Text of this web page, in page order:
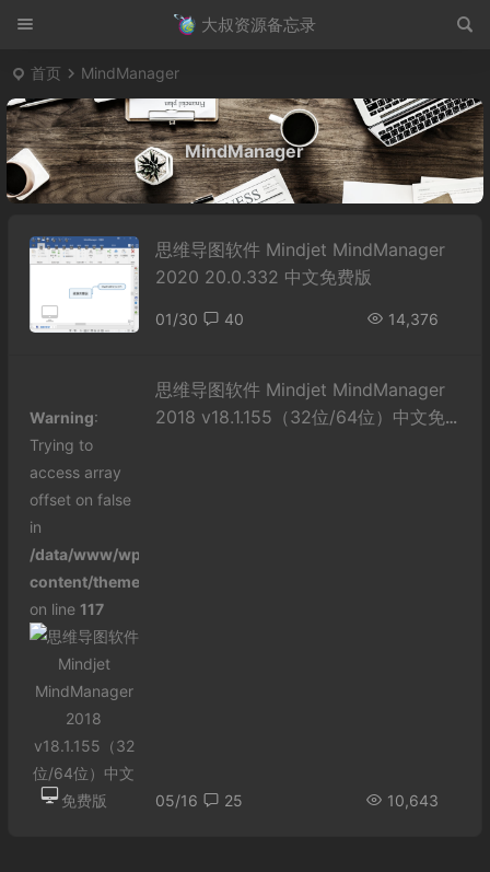
大叔资源备忘录
首页 MindManager
MindManager
思维导图软件 Mindjet MindManager
2020 20.0.332 中文免费版
01/30 14,376
40
Warning:
Trying to
access array
offset on false
in
/data/www/wp-
content/themes/begin/inc/thumbnail.php
on line 117
思维导图软件 Mindjet MindManager
2018 v18.1.155（32位/64位）中文免
05/16 10,643
25